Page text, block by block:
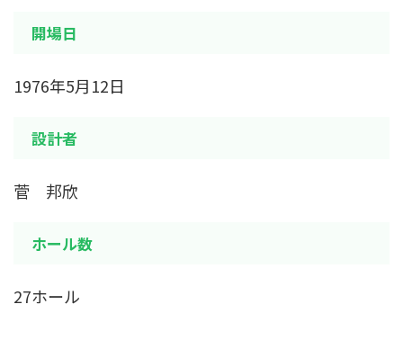
開場日
1976年5月12日
設計者
菅 邦欣
ホール数
27ホール